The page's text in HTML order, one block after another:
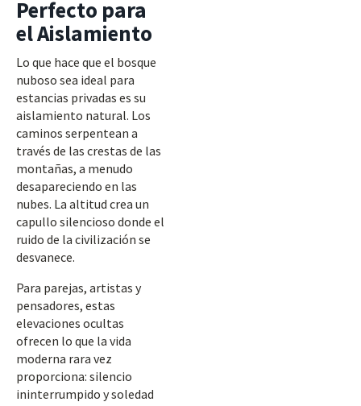
Perfecto para
el Aislamiento
Lo que hace que el bosque
nuboso sea ideal para
estancias privadas es su
aislamiento natural. Los
caminos serpentean a
través de las crestas de las
montañas, a menudo
desapareciendo en las
nubes. La altitud crea un
capullo silencioso donde el
ruido de la civilización se
desvanece.
Para parejas, artistas y
pensadores, estas
elevaciones ocultas
ofrecen lo que la vida
moderna rara vez
proporciona: silencio
ininterrumpido y soledad